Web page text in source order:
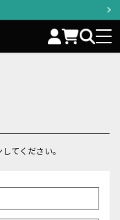
てください。